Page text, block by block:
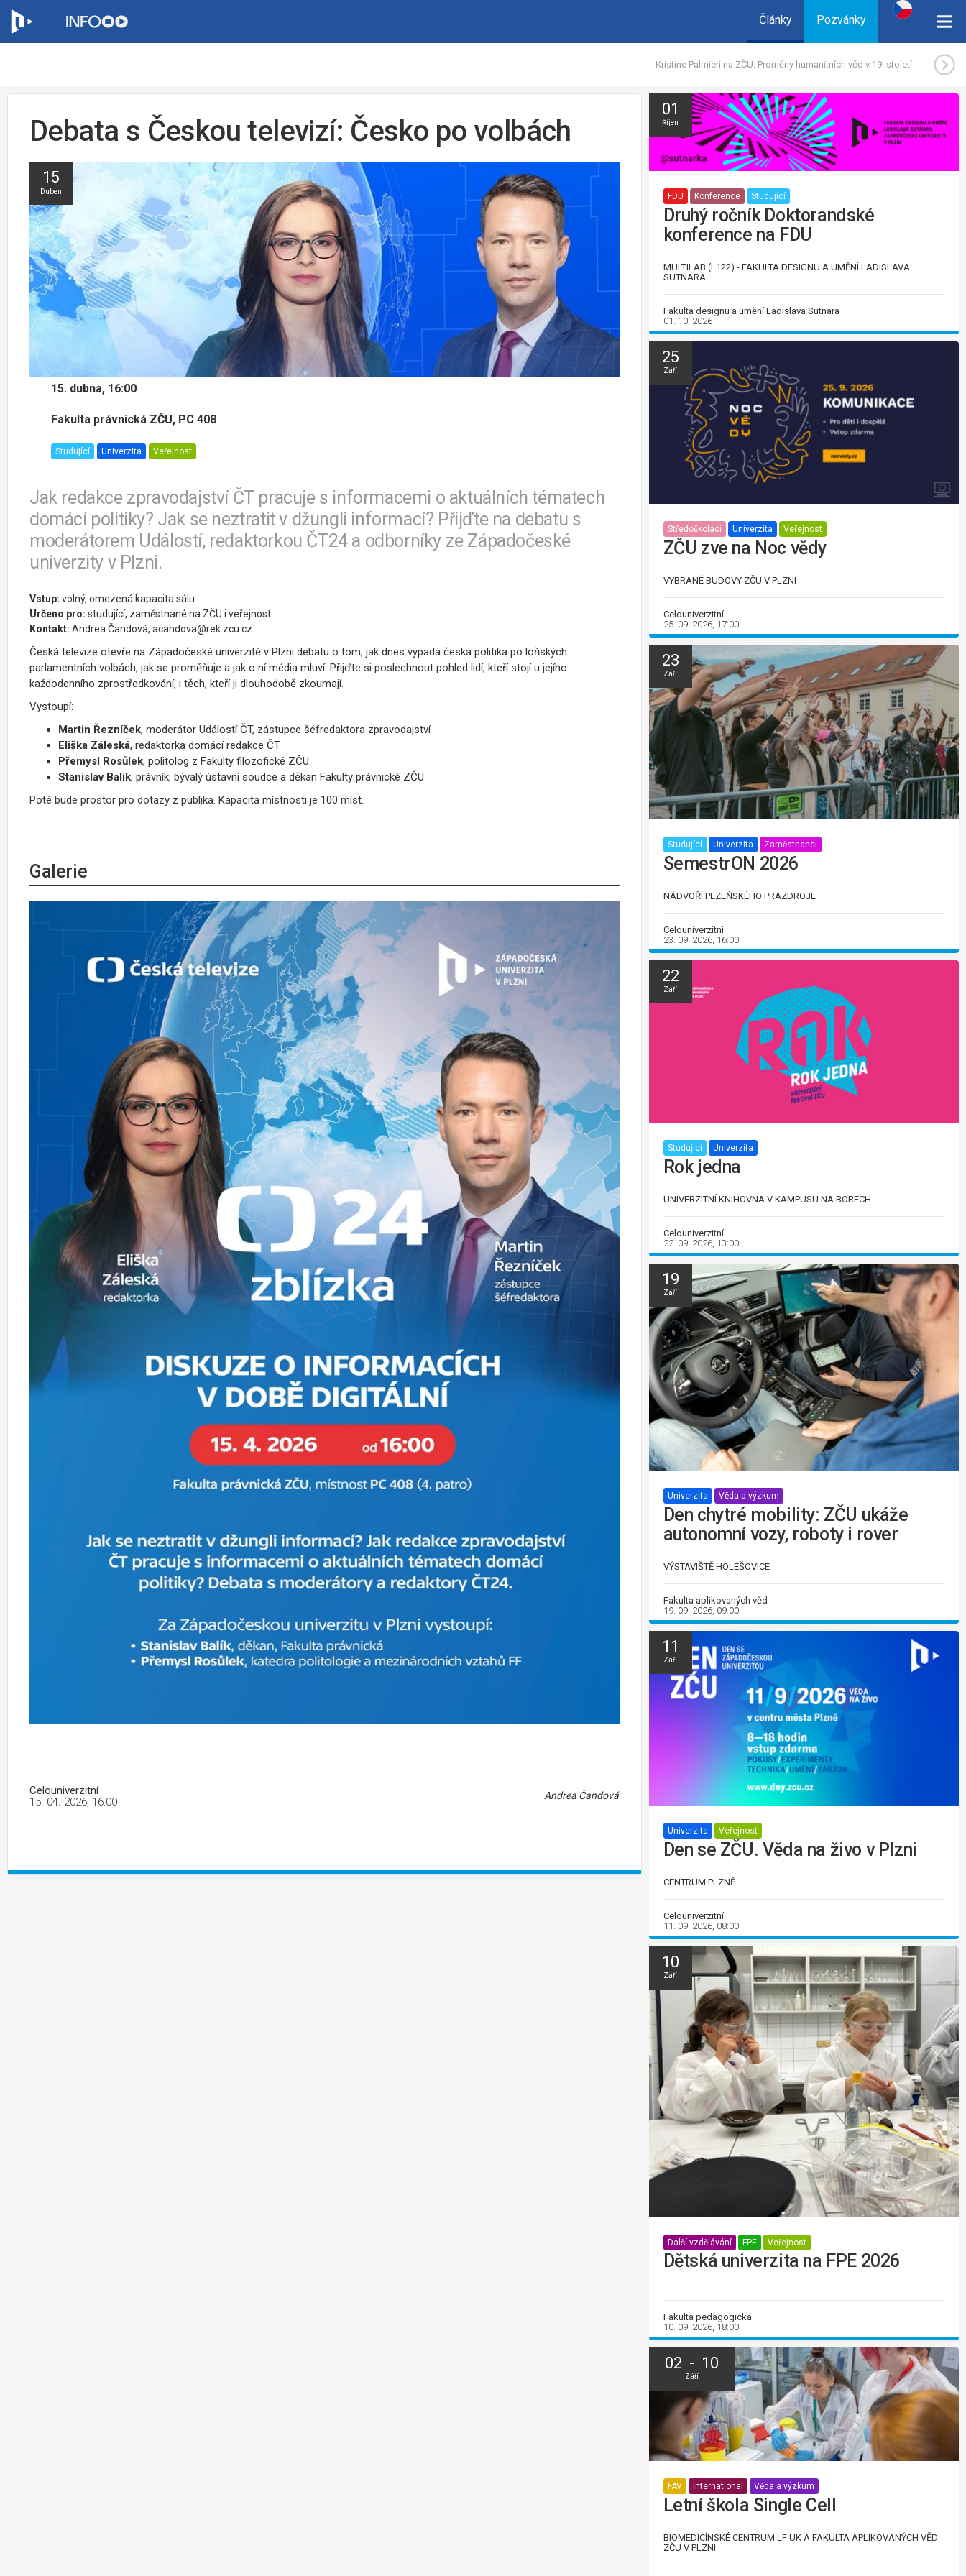
Články Pozvánky
Kristine Palmieri na ZČU: Proměny humanitních věd v 19. století
Debata s Českou televizí: Česko po volbách
15
Duben
15. dubna, 16:00
Fakulta právnická ZČU, PC 408
Studující Univerzita Veřejnost
Jak redakce zpravodajství ČT pracuje s informacemi o aktuálních tématech
domácí politiky? Jak se neztratit v džungli informací? Přijďte na debatu s
moderátorem Událostí, redaktorkou ČT24 a odborníky ze Západočeské
univerzity v Plzni.
Vstup: volný, omezená kapacita sálu
Určeno pro: studující, zaměstnané na ZČU i veřejnost
Kontakt: Andrea Čandová, acandova@rek.zcu.cz
Česká televize otevře na Západočeské univerzitě v Plzni debatu o tom, jak dnes vypadá česká politika po loňských
parlamentních volbách, jak se proměňuje a jak o ní média mluví. Přijďte si poslechnout pohled lidí, kteří stojí u jejího
každodenního zprostředkování, i těch, kteří ji dlouhodobě zkoumají.
Vystoupí:
Martin Řezníček, moderátor Událostí ČT, zástupce šéfredaktora zpravodajství
Eliška Záleská, redaktorka domácí redakce ČT
Přemysl Rosůlek, politolog z Fakulty filozofické ZČU
Stanislav Balík, právník, bývalý ústavní soudce a děkan Fakulty právnické ZČU
Poté bude prostor pro dotazy z publika. Kapacita místnosti je 100 míst.
Galerie
Celouniverzitní Andrea Čandová
15. 04. 2026, 16:00
01
Říjen
FDU Konference Studující
Druhý ročník Doktorandské
konference na FDU
MULTILAB (L122) - FAKULTA DESIGNU A UMĚNÍ LADISLAVA
SUTNARA
Fakulta designu a umění Ladislava Sutnara
01. 10. 2026
25
Září
Středoškoláci Univerzita Veřejnost
ZČU zve na Noc vědy
VYBRANÉ BUDOVY ZČU V PLZNI
Celouniverzitní
25. 09. 2026, 17:00
23
Září
Studující Univerzita Zaměstnanci
SemestrON 2026
NÁDVOŘÍ PLZEŇSKÉHO PRAZDROJE
Celouniverzitní
23. 09. 2026, 16:00
22
Září
Studující Univerzita
Rok jedna
UNIVERZITNÍ KNIHOVNA V KAMPUSU NA BORECH
Celouniverzitní
22. 09. 2026, 13:00
19
Září
Univerzita Věda a výzkum
Den chytré mobility: ZČU ukáže
autonomní vozy, roboty i rover
VÝSTAVIŠTĚ HOLEŠOVICE
Fakulta aplikovaných věd
19. 09. 2026, 09:00
11
Září
Univerzita Veřejnost
Den se ZČU. Věda na živo v Plzni
CENTRUM PLZNĚ
Celouniverzitní
11. 09. 2026, 08:00
10
Září
Další vzdělávání FPE Veřejnost
Dětská univerzita na FPE 2026
Fakulta pedagogická
10. 09. 2026, 18:00
02 - 10
Září
FAV International Věda a výzkum
Letní škola Single Cell
BIOMEDICÍNSKÉ CENTRUM LF UK A FAKULTA APLIKOVANÝCH VĚD
ZČU V PLZNI